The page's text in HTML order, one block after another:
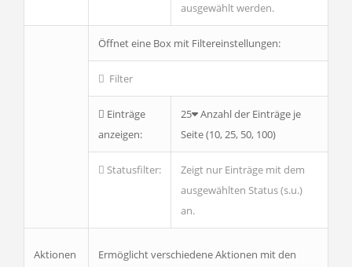
ausgewählt werden.
Öffnet eine Box mit Filtereinstellungen:
Filter
Einträge
anzeigen:
25
Anzahl der Einträge je
Seite (10, 25, 50, 100)
Statusfilter:
Zeigt nur Einträge mit dem
ausgewählten Status (s.u.)
an.
Aktionen
Ermöglicht verschiedene Aktionen mit den